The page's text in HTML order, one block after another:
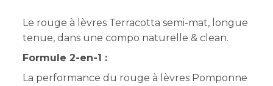
Le rouge à lèvres Terracotta semi-mat, longue
tenue, dans une compo naturelle & clean.
Formule 2-en-1 :
La performance du rouge à lèvres Pomponne